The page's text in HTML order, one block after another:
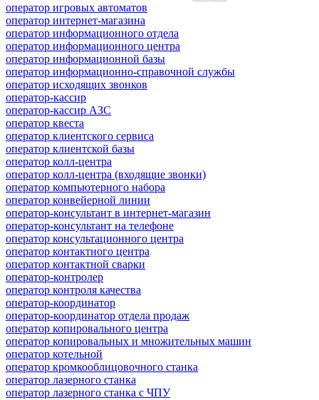
оператор игровых автоматов
оператор интернет-магазина
оператор информационного отдела
оператор информационного центра
оператор информационной базы
оператор информационно-справочной службы
оператор исходящих звонков
оператор-кассир
оператор-кассир АЗС
оператор квеста
оператор клиентского сервиса
оператор клиентской базы
оператор колл-центра
оператор колл-центра (входящие звонки)
оператор компьютерного набора
оператор конвейерной линии
оператор-консультант в интернет-магазин
оператор-консультант на телефоне
оператор консультационного центра
оператор контактного центра
оператор контактной сварки
оператор-контролер
оператор контроля качества
оператор-координатор
оператор-координатор отдела продаж
оператор копировального центра
оператор копировальных и множительных машин
оператор котельной
оператор кромкооблицовочного станка
оператор лазерного станка
оператор лазерного станка с ЧПУ